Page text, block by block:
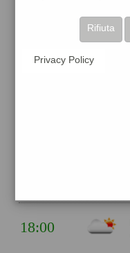
18:00
Rifiuta
Privacy Policy